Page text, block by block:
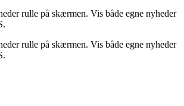
rulle på skærmen. Vis både egne nyheder
rulle på skærmen. Vis både egne nyheder